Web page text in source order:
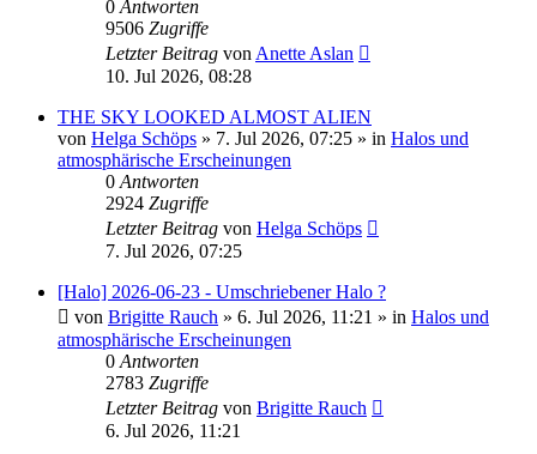
0 Antworten
9506 Zugriffe
Letzter Beitrag von Anette Aslan
10. Jul 2026, 08:28
THE SKY LOOKED ALMOST ALIEN
von Helga Schöps » 7. Jul 2026, 07:25 » in Halos und
atmosphärische Erscheinungen
0 Antworten
2924 Zugriffe
Letzter Beitrag von Helga Schöps
7. Jul 2026, 07:25
[Halo] 2026-06-23 - Umschriebener Halo ?
von Brigitte Rauch » 6. Jul 2026, 11:21 » in Halos und
atmosphärische Erscheinungen
0 Antworten
2783 Zugriffe
Letzter Beitrag von Brigitte Rauch
6. Jul 2026, 11:21